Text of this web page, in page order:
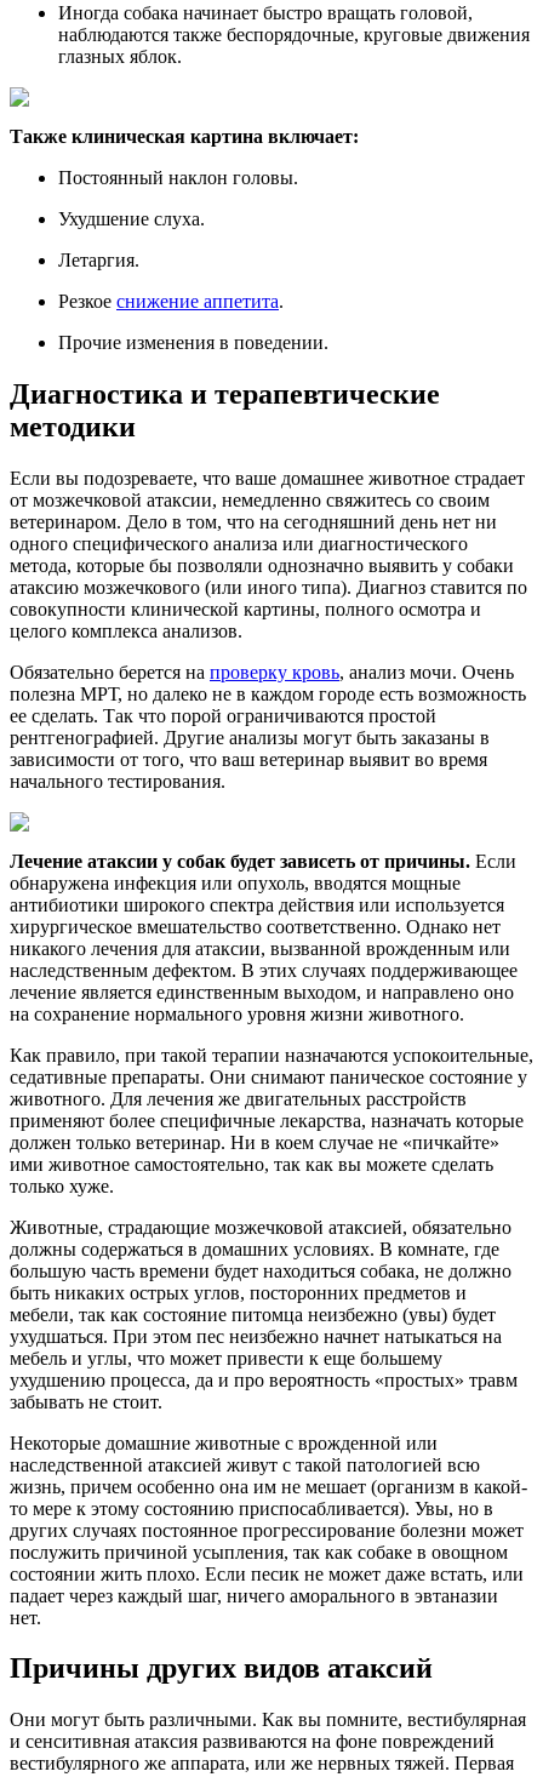
Иногда собака начинает быстро вращать головой,
наблюдаются также беспорядочные, круговые движения
глазных яблок.
Также клиническая картина включает:
Постоянный наклон головы.
Ухудшение слуха.
Летаргия.
Резкое снижение аппетита.
Прочие изменения в поведении.
Диагностика и терапевтические
методики
Если вы подозреваете, что ваше домашнее животное страдает
от мозжечковой атаксии, немедленно свяжитесь со своим
ветеринаром. Дело в том, что на сегодняшний день нет ни
одного специфического анализа или диагностического
метода, которые бы позволяли однозначно выявить у собаки
атаксию мозжечкового (или иного типа). Диагноз ставится по
совокупности клинической картины, полного осмотра и
целого комплекса анализов.
Обязательно берется на проверку кровь, анализ мочи. Очень
полезна МРТ, но далеко не в каждом городе есть возможность
ее сделать. Так что порой ограничиваются простой
рентгенографией. Другие анализы могут быть заказаны в
зависимости от того, что ваш ветеринар выявит во время
начального тестирования.
Лечение атаксии у собак будет зависеть от причины. Если
обнаружена инфекция или опухоль, вводятся мощные
антибиотики широкого спектра действия или используется
хирургическое вмешательство соответственно. Однако нет
никакого лечения для атаксии, вызванной врожденным или
наследственным дефектом. В этих случаях поддерживающее
лечение является единственным выходом, и направлено оно
на сохранение нормального уровня жизни животного.
Как правило, при такой терапии назначаются успокоительные,
седативные препараты. Они снимают паническое состояние у
животного. Для лечения же двигательных расстройств
применяют более специфичные лекарства, назначать которые
должен только ветеринар. Ни в коем случае не «пичкайте»
ими животное самостоятельно, так как вы можете сделать
только хуже.
Животные, страдающие мозжечковой атаксией, обязательно
должны содержаться в домашних условиях. В комнате, где
большую часть времени будет находиться собака, не должно
быть никаких острых углов, посторонних предметов и
мебели, так как состояние питомца неизбежно (увы) будет
ухудшаться. При этом пес неизбежно начнет натыкаться на
мебель и углы, что может привести к еще большему
ухудшению процесса, да и про вероятность «простых» травм
забывать не стоит.
Некоторые домашние животные с врожденной или
наследственной атаксией живут с такой патологией всю
жизнь, причем особенно она им не мешает (организм в какой-
то мере к этому состоянию приспосабливается). Увы, но в
других случаях постоянное прогрессирование болезни может
послужить причиной усыпления, так как собаке в овощном
состоянии жить плохо. Если песик не может даже встать, или
падает через каждый шаг, ничего аморального в эвтаназии
нет.
Причины других видов атаксий
Они могут быть различными. Как вы помните, вестибулярная
и сенситивная атаксия развиваются на фоне повреждений
вестибулярного же аппарата, или же нервных тяжей. Первая